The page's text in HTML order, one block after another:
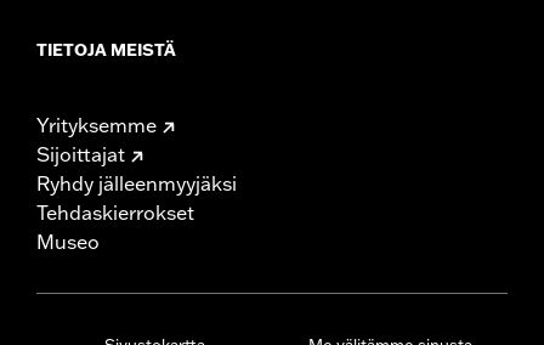
TIETOJA MEISTÄ
Yrityksemme
Sijoittajat
Ryhdy jälleenmyyjäksi
Tehdaskierrokset
Museo